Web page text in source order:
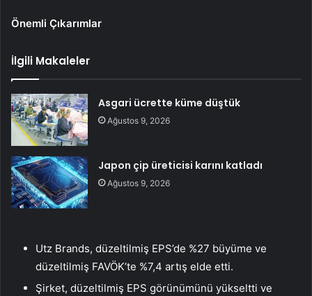
Önemli Çıkarımlar
İlgili Makaleler
Asgari ücrette küme düştük
Ağustos 9, 2026
Japon çip üreticisi karını katladı
Ağustos 9, 2026
Utz Brands, düzeltilmiş EPS’de %27 büyüme ve
düzeltilmiş FAVÖK’te %7,4 artış elde etti.
Şirket, düzeltilmiş EPS görünümünü yükseltti ve